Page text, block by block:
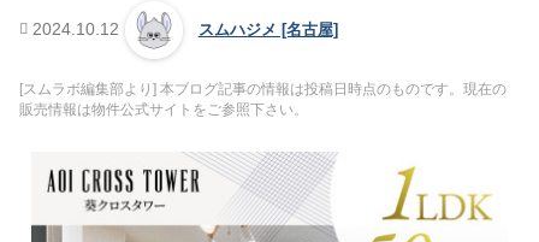
2024.10.12 スムハジメ [名古屋]
[スムラボ編集部より] 本ブログ記事の情報は投稿日時点のものです。現在の
販売情報は物件公式サイトをご参照下さい。